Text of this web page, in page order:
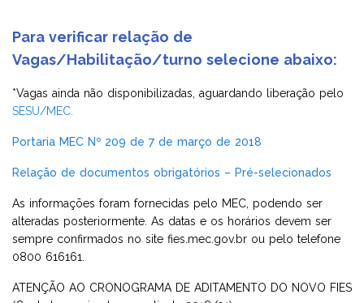
Para verificar relação de
Vagas/Habilitação/turno selecione abaixo:
*Vagas ainda não disponibilizadas, aguardando liberação pelo
SESU/MEC.
Portaria MEC Nº 209 de 7 de março de 2018
Relação de documentos obrigatórios – Pré-selecionados
As informações foram fornecidas pelo MEC, podendo ser
alteradas posteriormente. As datas e os horários devem ser
sempre confirmados no site fies.mec.gov.br ou pelo telefone
0800 616161.
ATENÇÃO AO CRONOGRAMA DE ADITAMENTO DO NOVO FIES